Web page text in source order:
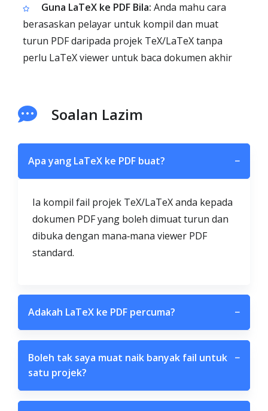
Guna LaTeX ke PDF Bila: Anda mahu cara
berasaskan pelayar untuk kompil dan muat
turun PDF daripada projek TeX/LaTeX tanpa
perlu LaTeX viewer untuk baca dokumen akhir
Soalan Lazim
Apa yang LaTeX ke PDF buat? −
Ia kompil fail projek TeX/LaTeX anda kepada
dokumen PDF yang boleh dimuat turun dan
dibuka dengan mana‑mana viewer PDF
standard.
Adakah LaTeX ke PDF percuma? −
Boleh tak saya muat naik banyak fail untuk
satu projek?
−